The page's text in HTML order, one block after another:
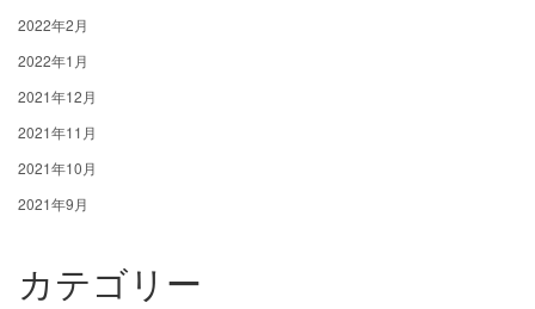
2022年2月
2022年1月
2021年12月
2021年11月
2021年10月
2021年9月
カテゴリー